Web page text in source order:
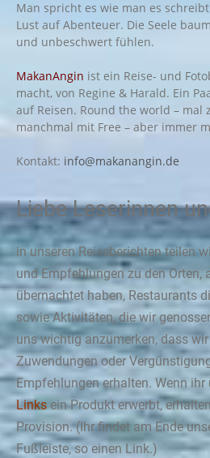
Man spricht es wie man es
Lust auf Abenteuer. Die Seele
und unbeschwert fühlen.
MakanAngin ist ein Reise- und
macht, von Regine & Harald. Ein
auf Reisen. Round the world – mal
manchmal mit Free – aber immer
Kontakt: info@makanangin.de
Liebe Leserinnen
in unseren Reiseberichten teilen
und Empfehlungen zu den Orten,
übernachtet haben, Restaurants
sowie Aktivitäten, die wir
uns wichtig anzumerken, dass
Zuwendungen oder
Empfehlungen erhalten. Wenn ihr
Links ein Produkt erwerbt,
Provision. (Ihr findet am Ende
Fußleiste, so einen Link.)